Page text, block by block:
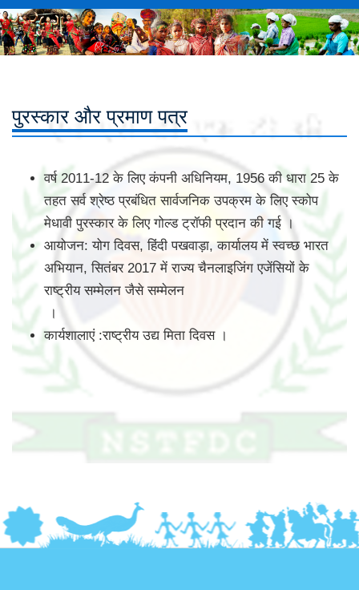
पुरस्कार और प्रमाण पत्र
वर्ष 2011-12 के लिए कंपनी अधिनियम, 1956 की धारा 25 के
तहत सर्व श्रेष्ठ प्रबंधित सार्वजनिक उपक्रम के लिए स्कोप
मेधावी पुरस्कार के लिए गोल्ड ट्रॉफी प्रदान की गई ।
आयोजन: योग दिवस, हिंदी पखवाड़ा, कार्यालय में स्वच्छ भारत
अभियान, सितंबर 2017 में राज्य चैनलाइजिंग एजेंसियों के
राष्ट्रीय सम्मेलन जैसे सम्मेलन
।
कार्यशालाएं :राष्ट्रीय उद्य मिता दिवस ।